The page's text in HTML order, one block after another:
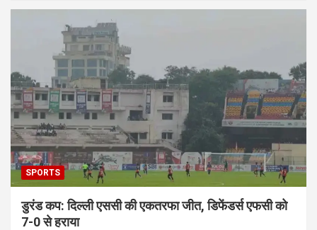
SPORTS
डुरंड कप: दिल्ली एससी की एकतरफा जीत, डिफेंडर्स एफसी को
7-0 से हराया